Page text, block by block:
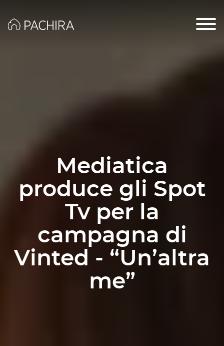
Mediatica
produce gli Spot
Tv per la
campagna di
Vinted - “Un’altra
me”